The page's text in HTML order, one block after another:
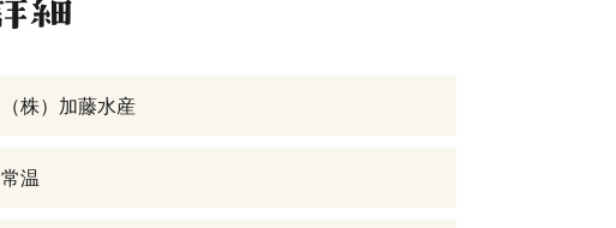
（株）加藤水産
常温